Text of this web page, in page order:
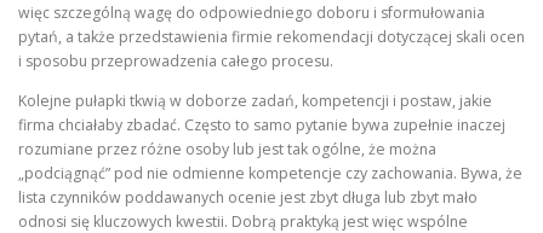
więc szczególną wagę do odpowiedniego doboru i sformułowania
pytań, a także przedstawienia firmie rekomendacji dotyczącej skali ocen
i sposobu przeprowadzenia całego procesu.
Kolejne pułapki tkwią w doborze zadań, kompetencji i postaw, jakie
firma chciałaby zbadać. Często to samo pytanie bywa zupełnie inaczej
rozumiane przez różne osoby lub jest tak ogólne, że można
„podciągnąć” pod nie odmienne kompetencje czy zachowania. Bywa, że
lista czynników poddawanych ocenie jest zbyt długa lub zbyt mało
odnosi się kluczowych kwestii. Dobrą praktyką jest więc wspólne